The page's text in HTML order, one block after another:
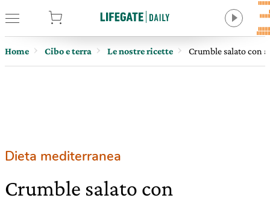
Home Cibo e terra Le nostre ricette Crumble salato con
Dieta mediterranea
Crumble salato con